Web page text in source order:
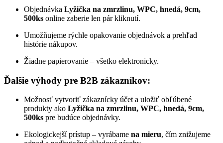
Objednávka Lyžička na zmrzlinu, WPC, hnedá, 9cm,
500ks online zaberie len pár kliknutí.
Umožňujeme rýchle opakovanie objednávok a prehľad
histórie nákupov.
Žiadne papierovanie – všetko elektronicky.
Ďalšie výhody pre B2B zákazníkov:
Možnosť vytvoriť zákaznícky účet a uložiť obľúbené
produkty ako Lyžička na zmrzlinu, WPC, hnedá, 9cm,
500ks pre budúce objednávky.
Ekologickejší prístup – vyrábame na mieru, čím znižujeme